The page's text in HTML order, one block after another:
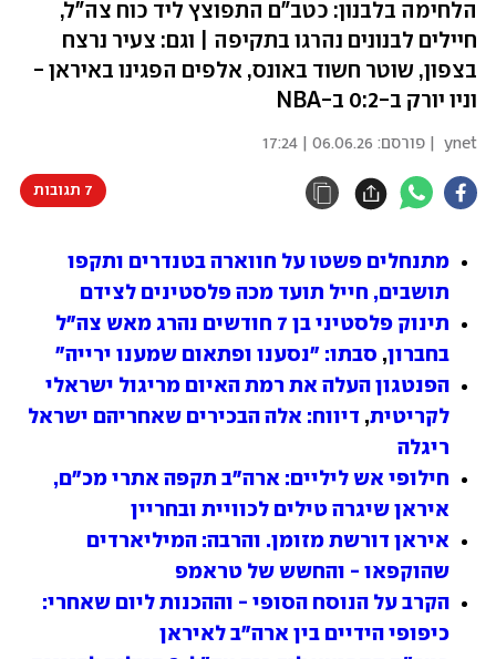
הלחימה בלבנון: כטב"ם התפוצץ ליד כוח צה"ל,
חיילים לבנונים נהרגו בתקיפה | וגם: צעיר נרצח
בצפון, שוטר חשוד באונס, אלפים הפגינו באיראן -
וניו יורק ב-0:2 ב-NBA
ynet | פורסם: 06.06.26 | 17:24
7 תגובות
תושבים, חייל תועד מכה פלסטינים לצידם
בחברון, סבתו: "נסענו ופתאום שמענו ירייה"
לקריטית,
ריגלה
איראן שיגרה טילים לכוויית ובחריין
שהוקפאו - והחשש של טראמפ
כיפופי הידיים בין ארה"ב לאיראן